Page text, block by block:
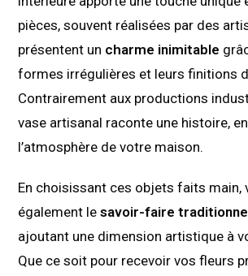
pièces, souvent réalisées par des
présentent un charme inimitable
formes irrégulières et leurs finitions
Contrairement aux productions
vase artisanal raconte une histoire,
l’atmosphère de votre maison.
En choisissant ces objets faits main,
également lesavoir-faire
ajoutant une dimension artistique à
Que ce soit pour recevoir vos fleurs